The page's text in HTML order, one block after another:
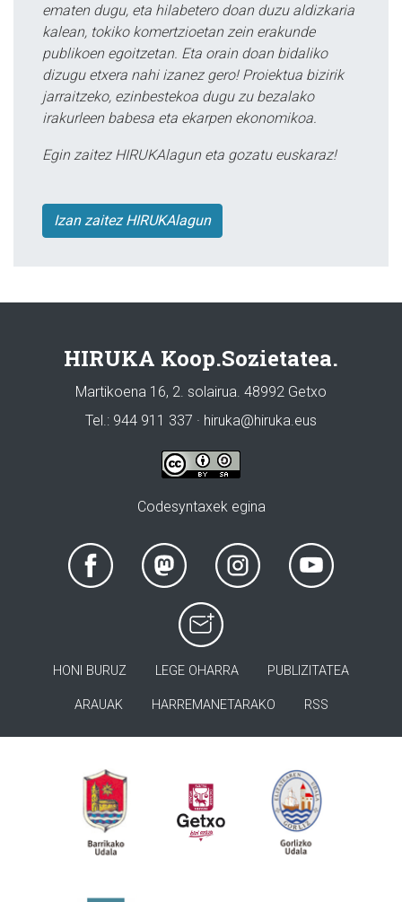
ematen dugu, eta hilabetero doan duzu aldizkaria
kalean, tokiko komertzioetan zein erakunde
publikoen egoitzetan. Eta orain doan bidaliko
dizugu etxera nahi izanez gero! Proiektua bizirik
jarraitzeko, ezinbestekoa dugu zu bezalako
irakurleen babesa eta ekarpen ekonomikoa.
Egin zaitez HIRUKAlagun eta gozatu euskaraz!
Izan zaitez HIRUKAlagun
HIRUKA Koop.Sozietatea.
Martikoena 16, 2. solairua. 48992 Getxo
Tel.: 944 911 337 · hiruka@hiruka.eus
Codesyntaxek egina
HONI BURUZ LEGE OHARRA PUBLIZITATEA
ARAUAK HARREMANETARAKO RSS